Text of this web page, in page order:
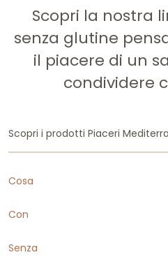
Scopri la nostra
senza glutine
il piacere di un
condividere
Scopri i prodotti Piaceri
Cosa
Con
Senza